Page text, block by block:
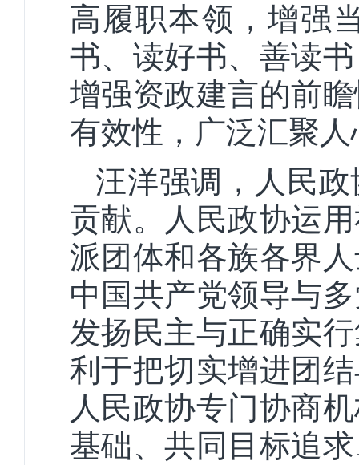
高履职本领，增强
书、读好书、善读
增强资政建言的前
有效性，广泛汇聚
汪洋强调，人民
贡献。人民政协运
派团体和各族各界
中国共产党领导与
发扬民主与正确实
利于把切实增进团
人民政协专门协商
基础、共同目标追